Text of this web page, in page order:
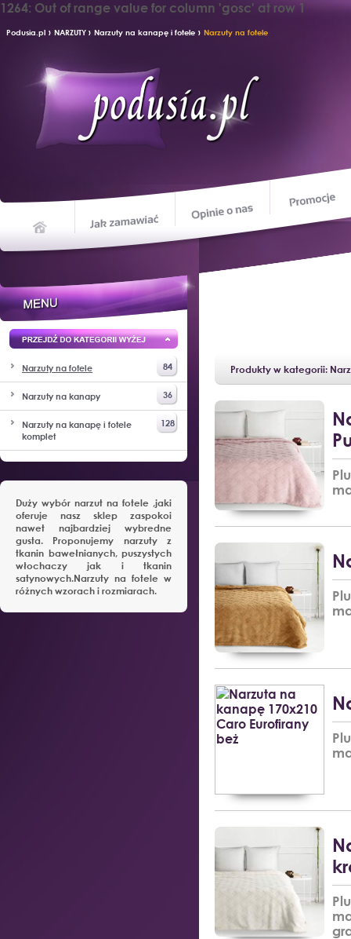
1264: Out of range value for column 'gosc' at row 1
Podusia.pl › NARZUTY › Narzuty na kanapę i fotele › Narzuty na fotele
Jak zamawiać
Opinie o nas
Narzuty na fotele 84
Narzuty na kanapy 36
Narzuty na kanapę i fotele
komplet
128
Duży wybór narzut na fotele ,jaki
oferuje nasz sklep zaspokoi
nawet najbardziej wybredne
gusta. Proponujemy narzuty z
tkanin bawełnianych, puszystych
włochaczy jak i tkanin
satynowych.Narzuty na fotele w
różnych wzorach i rozmiarach.
Produkty w kategorii: